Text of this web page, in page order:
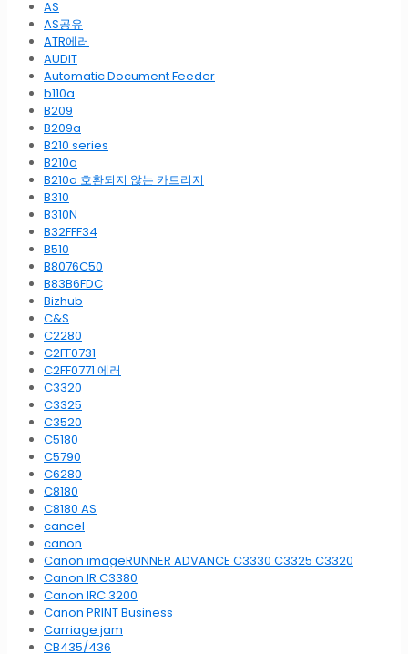
AS
AS공유
ATR에러
AUDIT
Automatic Document Feeder
b110a
B209
B209a
B210 series
B210a
B210a 호환되지 않는 카트리지
B310
B310N
B32FFF34
B510
B8076C50
B83B6FDC
Bizhub
C&S
C2280
C2FF0731
C2FF0771 에러
C3320
C3325
C3520
C5180
C5790
C6280
C8180
C8180 AS
cancel
canon
Canon imageRUNNER ADVANCE C3330 C3325 C3320
Canon IR C3380
Canon IRC 3200
Canon PRINT Business
Carriage jam
CB435/436